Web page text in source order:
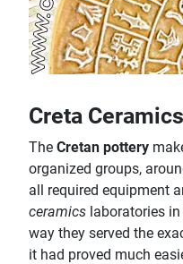
Creta Ceramics
The Cretan pottery
organized groups,
all required equipment
ceramics laboratories
way they served the
it had proved much